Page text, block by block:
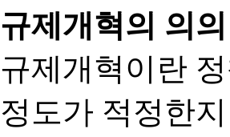
규제개혁의 의
규제개혁이란
정도가 적정한